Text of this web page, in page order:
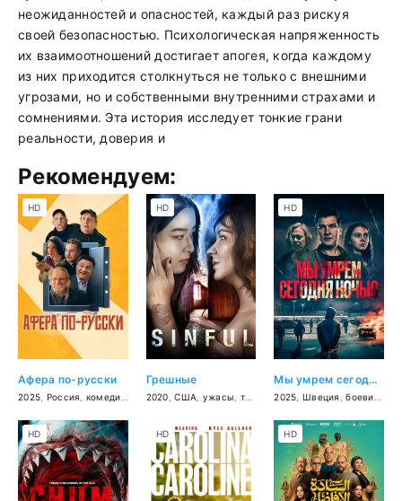
неожиданностей и опасностей, каждый раз рискуя
своей безопасностью. Психологическая напряженность
их взаимоотношений достигает апогея, когда каждому
из них приходится столкнуться не только с внешними
угрозами, но и собственными внутренними страхами и
сомнениями. Эта история исследует тонкие грани
реальности, доверия и
Рекомендуем:
Афера по-русски
2025 Россия комедия криминал,приключения
HD
Грешные
2020 ,США ужасы триллер
HD
Мы умрем сегодня ночью
2025 Швеция ,боевик
HD
HD HD HD